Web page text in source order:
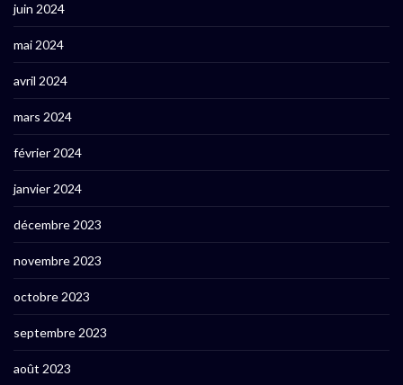
juin 2024
mai 2024
avril 2024
mars 2024
février 2024
janvier 2024
décembre 2023
novembre 2023
octobre 2023
septembre 2023
août 2023